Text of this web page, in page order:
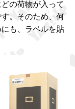
の荷物が入って
。そのため、何
も、ラベルを貼